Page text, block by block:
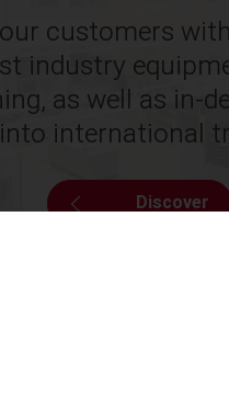
customers
industry
as well as in-
into international
Discover